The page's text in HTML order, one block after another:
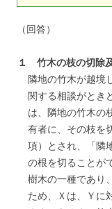
（回答）
１ 竹木の枝の切除
隣地の竹木が越境
関する相談がとき
は、隣地の竹木の
有者に、その枝を
項）とされ、「隣
の根を切ることが
樹木の一種であり
ため、Ｘは、Ｙに